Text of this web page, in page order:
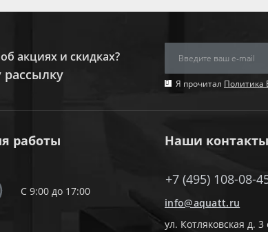
акциях и скидках?
Я прочитал Политика
работы
С 9:00 до 17:00
Наши контакты
+7 (495) 108-08-
info@aquatt.ru
ул. Котляковская д.